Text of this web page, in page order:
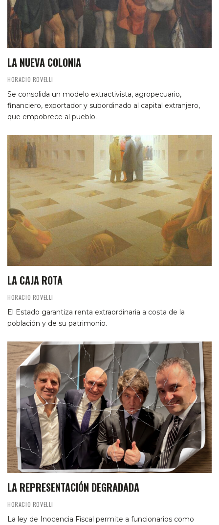
LA NUEVA COLONIA
HORACIO ROVELLI
Se consolida un modelo extractivista, agropecuario,
financiero, exportador y subordinado al capital extranjero,
que empobrece al pueblo.
LA CAJA ROTA
HORACIO ROVELLI
El Estado garantiza renta extraordinaria a costa de la
población y de su patrimonio.
LA REPRESENTACIÓN DEGRADADA
HORACIO ROVELLI
La ley de Inocencia Fiscal permite a funcionarios como